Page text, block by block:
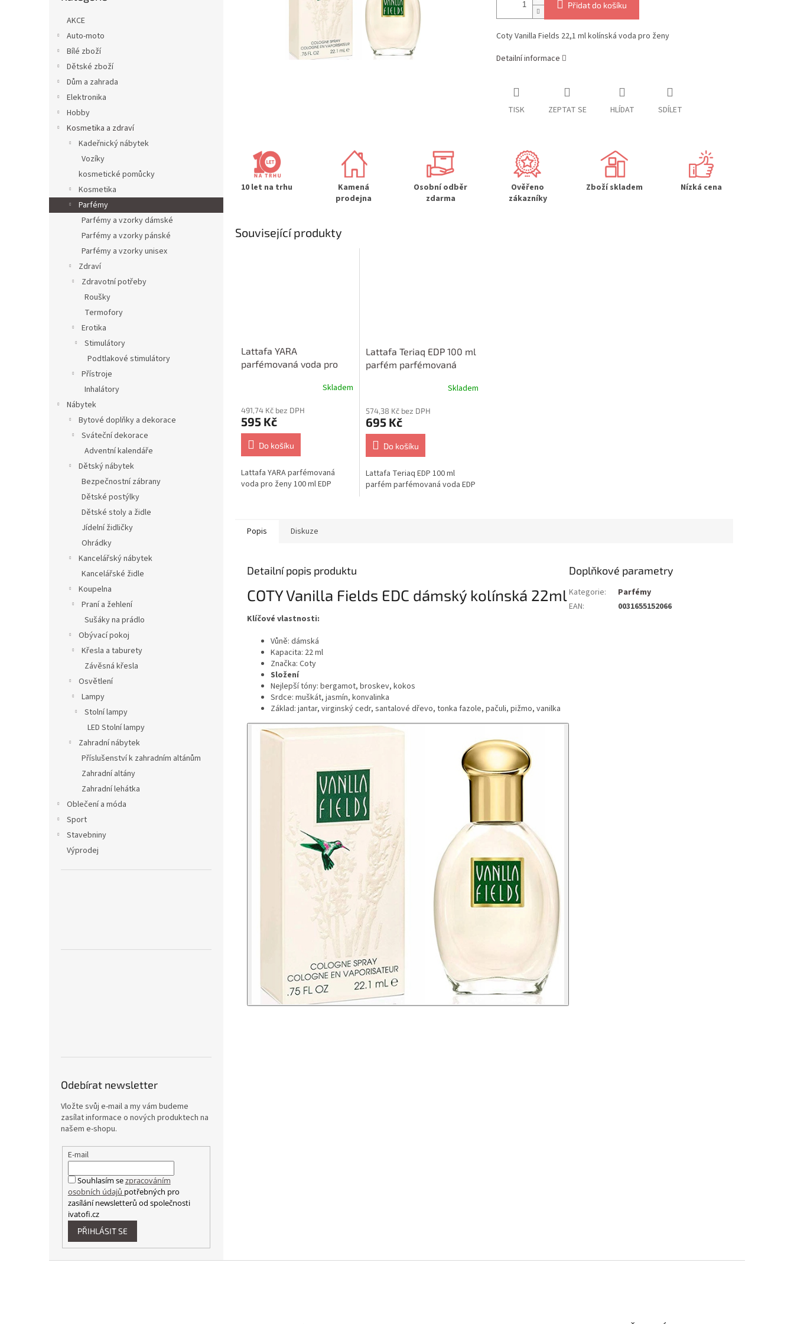
AKCE
Auto-moto
Bílé zboží
Dětské zboží
Dům a zahrada
Elektronika
Hobby
Kosmetika a zdraví
Kadeřnický nábytek
Vozíky
kosmetické pomůcky
Kosmetika
Parfémy
Parfémy a vzorky dámské
Parfémy a vzorky pánské
Parfémy a vzorky unisex
Zdraví
Zdravotní potřeby
Roušky
Termofory
Erotika
Stimulátory
Podtlakové stimulátory
Přístroje
Inhalátory
Nábytek
Bytové doplňky a dekorace
Sváteční dekorace
Adventní kalendáře
Dětský nábytek
Bezpečnostní zábrany
Dětské postýlky
Dětské stoly a židle
Jídelní židličky
Ohrádky
Kancelářský nábytek
Kancelářské židle
Koupelna
Praní a žehlení
Sušáky na prádlo
Obývací pokoj
Křesla a taburety
Závěsná křesla
Osvětlení
Lampy
Stolní lampy
LED Stolní lampy
Zahradní nábytek
Příslušenství k zahradním altánům
Zahradní altány
Zahradní lehátka
Oblečení a móda
Sport
Stavebniny
Výprodej
Odebírat newsletter
Vložte svůj e-mail a my vám budeme
zasílat informace o nových produktech na
našem e-shopu.
E-mail
Souhlasím sezpracováním
osobních údajů potřebných pro
zasílání newsletterů od společnosti
ivatofi.cz
PŘIHLÁSIT SE
Přidat do košíku
Coty Vanilla Fields 22,1 ml kolínská voda pro ženy
Detailní informace
TISK ZEPTAT SE HLÍDAT SDÍLET
10 let na trhu
Kamená
prodejna
Osobní odběr
zdarma
Ověřeno
zákazníky
Zboží skladem Nízká cena
Související produkty
Lattafa YARA
parfémovaná voda pro
Skladem
491,74 Kč bez DPH
595 Kč
Do košíku
Lattafa YARA parfémovaná
voda pro ženy 100 ml EDP
Lattafa Teriaq EDP 100 ml
parfém parfémovaná
Skladem
574,38 Kč bez DPH
695 Kč
Do košíku
Lattafa Teriaq EDP 100 ml
parfém parfémovaná voda EDP
Popis Diskuze
Detailní popis produktu
COTY Vanilla Fields EDC dámský kolínská 22ml
Klíčové vlastnosti:
Vůně: dámská
Kapacita: 22 ml
Značka: Coty
Složení
Nejlepší tóny: bergamot, broskev, kokos
Srdce: muškát, jasmín, konvalinka
Základ: jantar, virginský cedr, santalové dřevo, tonka fazole, pačuli, pižmo, vanilka
Doplňkové parametry
Kategorie:
Parfémy
EAN: 0031655152066